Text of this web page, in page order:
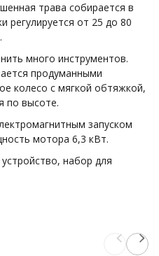
трава собирается в
регулируется от 25 до 80
много инструментов.
продуманными
колесо с мягкой обтяжкой,
по высоте.
запуском
мотора 6,3 кВт.
набор для